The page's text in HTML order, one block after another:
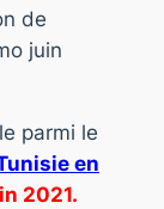
de
juin
parmi le
en
2021.